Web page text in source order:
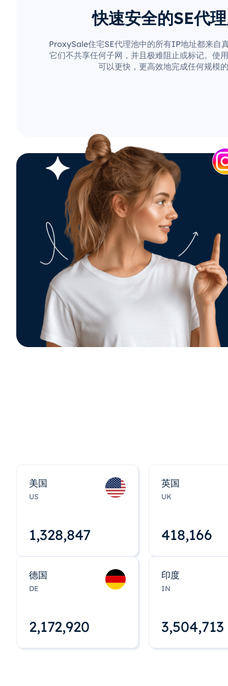
快速安全的SE代
ProxySale住宅SE代理池中的所有IP地址都来自
它们不共享任何子网，并且极难阻止或标记。使
可以更快，更高效地完成任何规模
美国
US
1,328,848
英国
UK
418,167
德国
DE
2,172,922
印度
IN
3,504,715